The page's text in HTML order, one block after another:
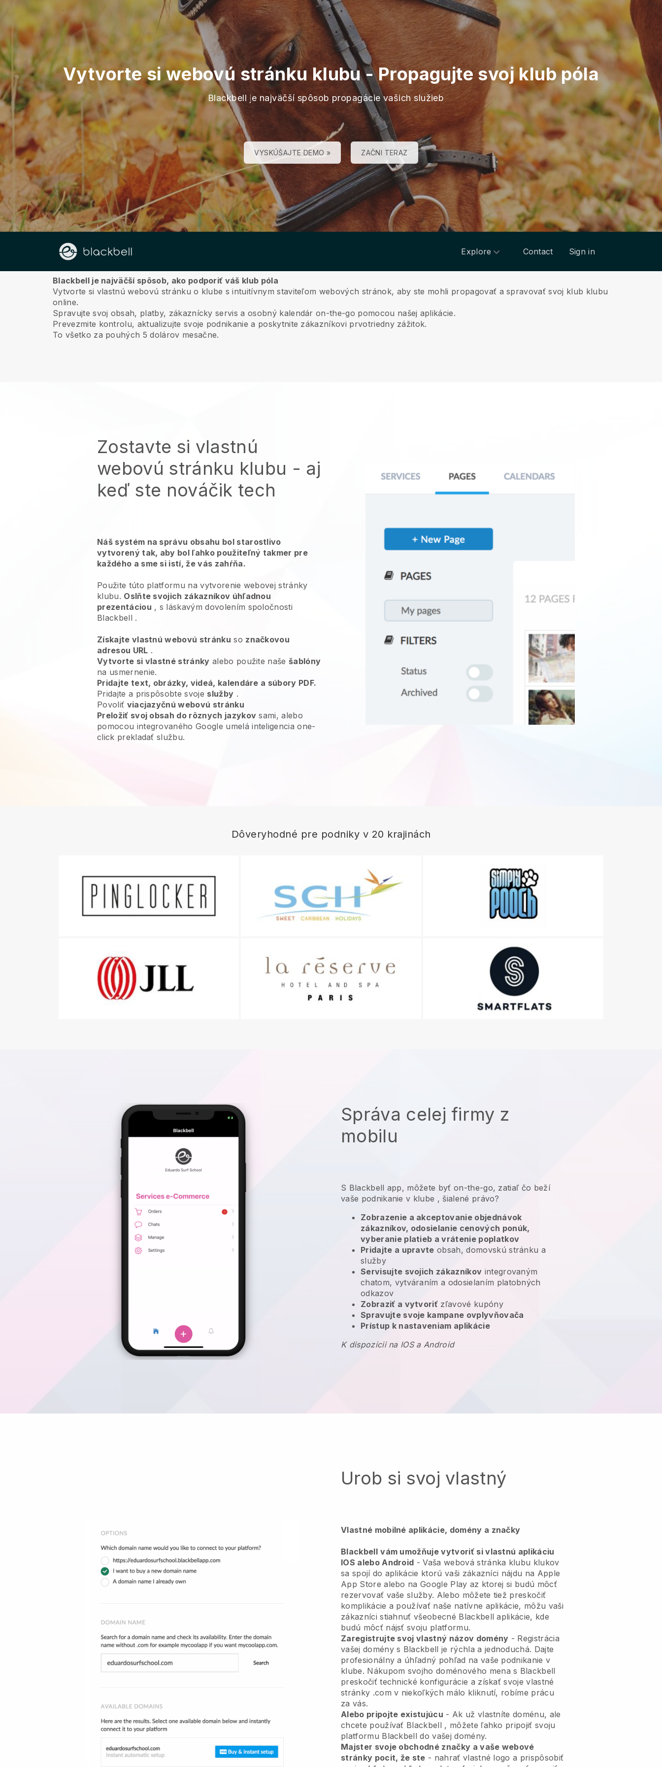
Vytvorte si webovú stránku klubu-Propagujte svoj klub póla
Blackbell je najväčší spôsob propagácie vašich služieb
VYSKÚŠAJTE DEMO » ZAČNI TERAZ
Explore Contact Sign in
O nás
Blackbell je najväčší spôsob, ako podporiť váš klub póla
Vytvorte si vlastnú webovú stránku o klube s intuitívnym staviteľom webových stránok, aby ste mohli propagovať a spravovať svoj klub klubu
online.
Spravujte svoj obsah, platby, zákaznícky servis a osobný kalendár on-the-go pomocou našej aplikácie.
Prevezmite kontrolu, aktualizujte svoje podnikanie a poskytnite zákazníkovi prvotriedny zážitok.
To všetko za pouhých 5 dolárov mesačne.
Zostavte si vlastnú
webovú stránku klubu - aj
keď ste nováčik tech
Náš systém na správu obsahu bol starostlivo
vytvorený tak, aby bol ľahko použiteľný takmer pre
každého a sme si istí, že vás zahŕňa.
Použite túto platformu na vytvorenie webovej stránky
klubu. Oslňte svojich zákazníkov úhľadnou
prezentáciou , s láskavým dovolením spoločnosti
Blackbell .
Získajte vlastnú webovú stránku so značkovou
adresou URL .
Vytvorte si vlastné stránky alebo použite našešablóny
na usmernenie.
Pridajte text, obrázky, videá, kalendáre a súbory PDF.
Pridajte a prispôsobte svoje služby .
Povoliť viacjazyčnú webovú stránku
Preložiť svoj obsah do rôznych jazykov sami, alebo
pomocou integrovaného Google umelá inteligencia one-
click prekladať službu.
Dôveryhodné pre podniky v 20 krajinách
Správa celej firmy z
mobilu
S Blackbell app, môžete byť on-the-go, zatiaľ čo beží
vaše podnikanie v klube , šialené právo?
Zobrazenie a akceptovanie objednávok
zákazníkov, odosielanie cenových ponúk,
vyberanie platieb a vrátenie poplatkov
Pridajte a upravte obsah, domovskú stránku a
služby
Servisujte svojich zákazníkov integrovaným
chatom, vytváraním a odosielaním platobných
odkazov
Zobraziť a vytvoriť zľavové kupóny
Spravujte svoje kampane ovplyvňovača
Prístup k nastaveniam aplikácie
K dispozícii na IOS a Android
Urob si svoj vlastný
Vlastné mobilné aplikácie, domény a značky
Blackbell vám umožňuje vytvoriť si vlastnú aplikáciu
IOS alebo Android -Vaša webová stránka klubu klukov
sa spojí do aplikácie ktorú vaši zákazníci nájdu na Apple
App Store alebo na Google Play az ktorej si budú môcť
rezervovať vaše služby. Alebo môžete tiež preskočiť
komplikácie a používať naše natívne aplikácie, môžu vaši
zákazníci stiahnuť všeobecné Blackbell aplikácie, kde
budú môcť nájsť svoju platformu.
Zaregistrujte svoj vlastný názov domény - Registrácia
vašej domény s Blackbell je rýchla a jednoduchá. Dajte
profesionálny a úhľadný pohľad na vaše podnikanie v
klube. Nákupom svojho doménového mena s Blackbell
preskočiť technické konfigurácie a získať svoje vlastné
stránky .com v niekoľkých málo kliknutí, robíme prácu
za vás.
Alebo pripojte existujúcu - Ak už vlastníte doménu, ale
chcete používať Blackbell , môžete ľahko pripojiť svoju
platformu Blackbell do vašej domény.
Majster svoje obchodné značky a vaše webové
stránky pocit, že ste - nahrať vlastné logo a prispôsobiť